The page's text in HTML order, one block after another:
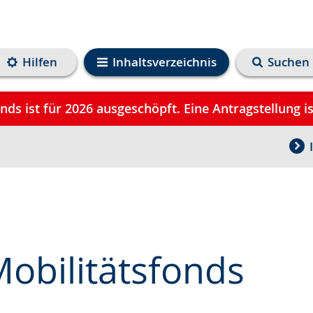
Inhaltsverzeichnis
Hilfen Suchen
ist für 2026 ausgeschöpft. Eine Antragstellung